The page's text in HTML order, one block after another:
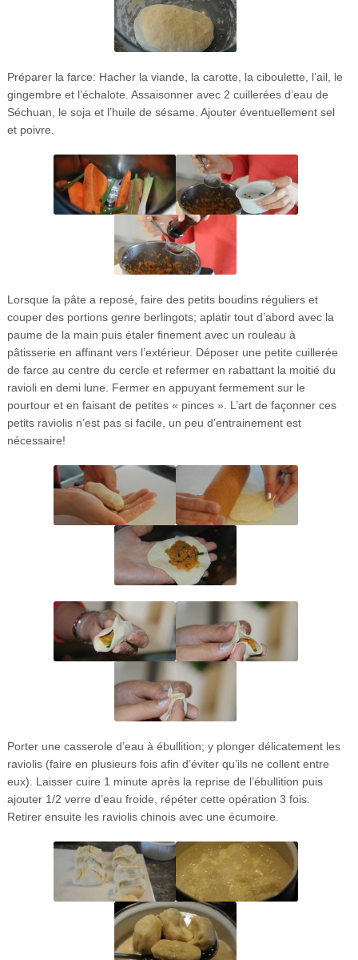
Préparer la farce: Hacher la viande, la carotte, la ciboulette, l’ail, le
gingembre et l’échalote. Assaisonner avec 2 cuillerées d’eau de
Séchuan, le soja et l’huile de sésame. Ajouter éventuellement sel
et poivre.
Lorsque la pâte a reposé, faire des petits boudins réguliers et
couper des portions genre berlingots; aplatir tout d’abord avec la
paume de la main puis étaler finement avec un rouleau à
pâtisserie en affinant vers l’extérieur. Déposer une petite cuillerée
de farce au centre du cercle et refermer en rabattant la moitié du
ravioli en demi lune. Fermer en appuyant fermement sur le
pourtour et en faisant de petites « pinces ». L’art de façonner ces
petits raviolis n’est pas si facile, un peu d’entrainement est
nécessaire!
Porter une casserole d’eau à ébullition; y plonger délicatement les
raviolis (faire en plusieurs fois afin d’éviter qu’ils ne collent entre
eux). Laisser cuire 1 minute après la reprise de l’ébullition puis
ajouter 1/2 verre d’eau froide, répéter cette opération 3 fois.
Retirer ensuite les raviolis chinois avec une écumoire.